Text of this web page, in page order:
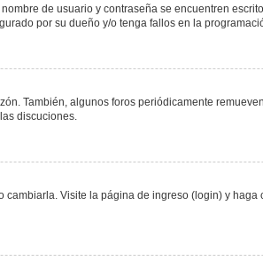
de usuario y contraseña se encuentren
por su dueño y/o tenga fallos en la
También, algunos foros periódicamente
discuciones.
cambiarla. Visite la página de ingreso (login) y haga